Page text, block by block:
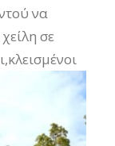
να
σε
κλεισμένοι